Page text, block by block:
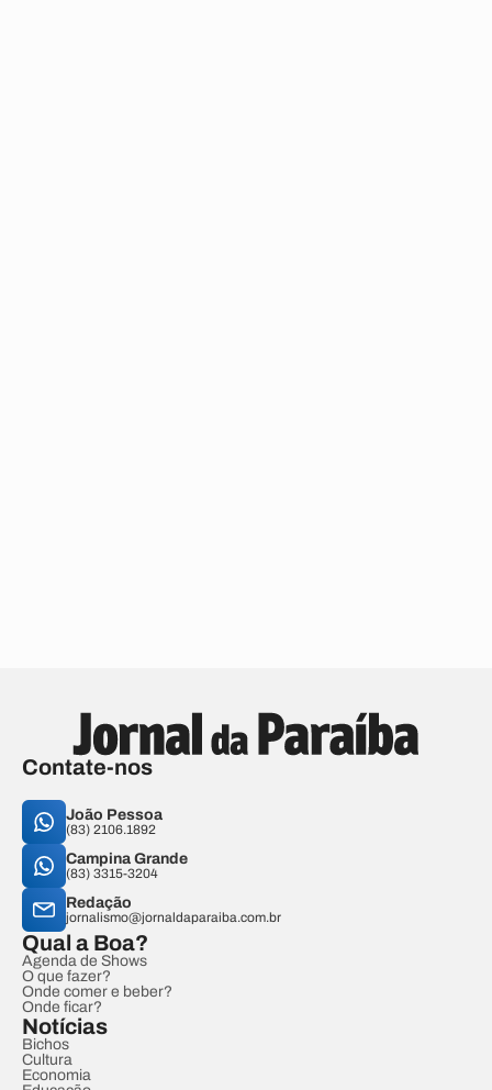
Contate-nos
João Pessoa
(83) 2106.1892
Campina Grande
(83) 3315-3204
Redação
jornalismo@jornaldaparaiba.com.br
Qual a Boa?
Agenda de Shows
O que fazer?
Onde comer e beber?
Onde ficar?
Notícias
Bichos
Cultura
Economia